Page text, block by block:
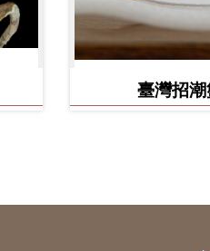
臺灣招潮